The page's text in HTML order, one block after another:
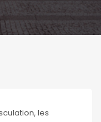
les